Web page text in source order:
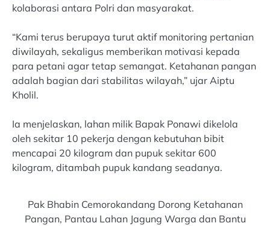
kolaborasi antara Polri dan masyarakat.
“Kami terus berupaya turut aktif monitoring pertanian
diwilayah, sekaligus memberikan motivasi kepada
para petani agar tetap semangat. Ketahanan pangan
adalah bagian dari stabilitas wilayah,” ujar Aiptu
Kholil.
Ia menjelaskan, lahan milik Bapak Ponawi dikelola
oleh sekitar 10 pekerja dengan kebutuhan bibit
mencapai 20 kilogram dan pupuk sekitar 600
kilogram, ditambah pupuk kandang seadanya.
Pak Bhabin Cemorokandang Dorong Ketahanan
Pangan, Pantau Lahan Jagung Warga dan Bantu